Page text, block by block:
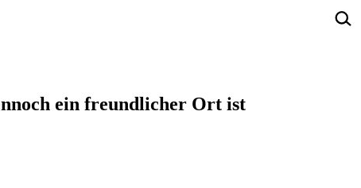
ein freundlicher Ort ist